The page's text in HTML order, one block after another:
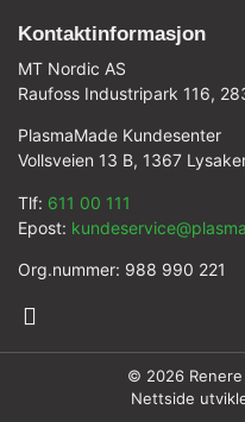
Kontaktinformasjon
MT Nordic AS
Raufoss Industripark 116,
PlasmaMade Kundesenter
Vollsveien 13 B, 1367
Tlf: 611 00 111
Epost:
Org.nummer: 988 990 221
© 2026 Renere
Nettside